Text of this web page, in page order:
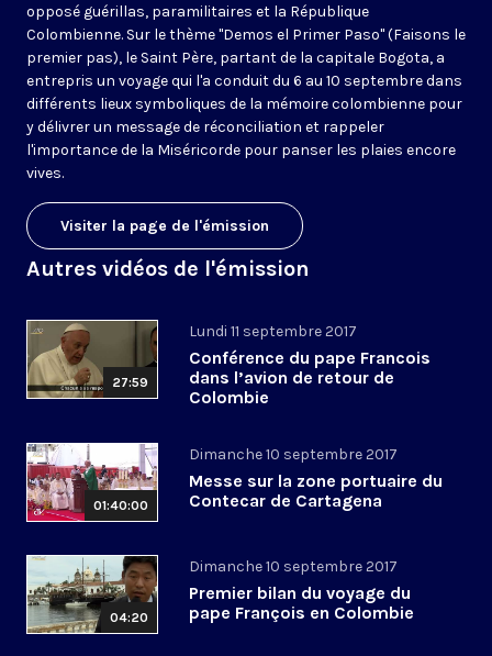
opposé guérillas, paramilitaires et la République
Colombienne. Sur le thème "Demos el Primer Paso" (Faisons le
premier pas), le Saint Père, partant de la capitale Bogota, a
entrepris un voyage qui l'a conduit du 6 au 10 septembre dans
différents lieux symboliques de la mémoire colombienne pour
y délivrer un message de réconciliation et rappeler
l'importance de la Miséricorde pour panser les plaies encore
vives.
Visiter la page de l'émission
Autres vidéos de l'émission
27:59
Lundi 11 septembre 2017
Conférence du pape Francois
dans l’avion de retour de
Colombie
01:40:00
Dimanche 10 septembre 2017
Messe sur la zone portuaire du
Contecar de Cartagena
04:20
Dimanche 10 septembre 2017
Premier bilan du voyage du
pape François en Colombie